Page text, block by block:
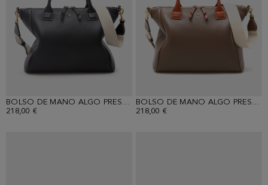
BOLSO DE MANO ALGO PRESTADO
218,00 €
BOLSO DE MANO ALGO PRESTADO
218,00 €